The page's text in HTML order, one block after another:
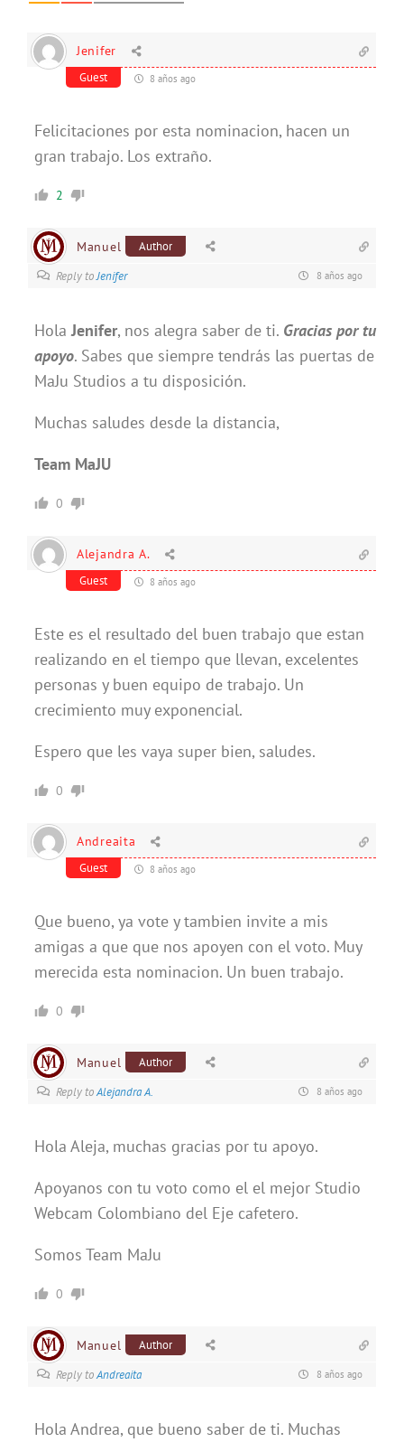
Jenifer
Guest 8 años ago
Felicitaciones por esta nominacion, hacen un
gran trabajo. Los extraño.
2
Manuel
Author
Reply toJenifer 8 años ago
HolaJenifer, nos alegra saber de ti. Gracias por tu
apoyo. Sabes que siempre tendrás las puertas de
MaJu Studios a tu disposición.
Muchas saludes desde la distancia,
Team MaJU
0
Alejandra A.
Guest 8 años ago
Este es el resultado del buen trabajo que estan
realizando en el tiempo que llevan, excelentes
personas y buen equipo de trabajo. Un
crecimiento muy exponencial.
Espero que les vaya super bien, saludes.
0
Andreaita
Guest 8 años ago
Que bueno, ya vote y tambien invite a mis
amigas a que que nos apoyen con el voto. Muy
merecida esta nominacion. Un buen trabajo.
0
Manuel
Author
Reply toAlejandra A. 8 años ago
Hola Aleja, muchas gracias por tu apoyo.
Apoyanos con tu voto como el el mejor Studio
Webcam Colombiano del Eje cafetero.
Somos Team MaJu
0
Manuel
Author
Reply toAndreaita 8 años ago
Hola Andrea, que bueno saber de ti. Muchas